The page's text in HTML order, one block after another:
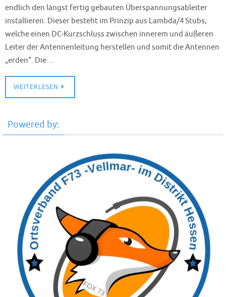
endlich den längst fertig gebauten Überspannungsableiter
installieren. Dieser besteht im Prinzip aus Lambda/4 Stubs,
welche einen DC-Kurzschluss zwischen innerem und äußeren
Leiter der Antennenleitung herstellen und somit die Antennen
„erden“. Die…
WEITERLESEN
Powered by: